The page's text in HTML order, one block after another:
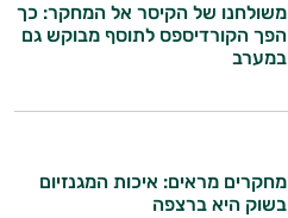
משולחנו של הקיסר אל המחקר: כך
הפך הקורדיספס לתוסף מבוקש גם
במערב
מחקרים מראים: איכות המגנזיום
בשוק היא ברצפה